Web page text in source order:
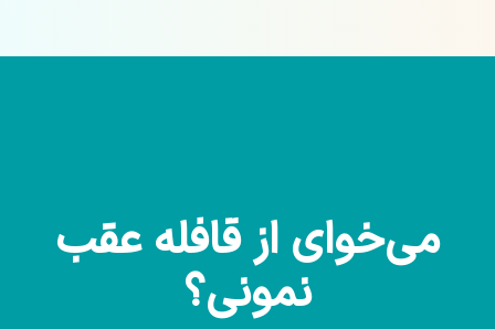
می‌خوای از قافله عقب
نمونی؟